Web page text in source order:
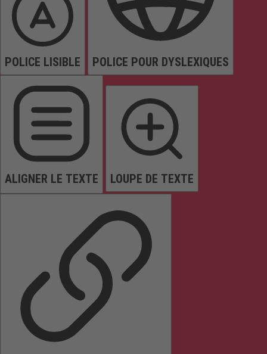
POLICE LISIBLE POLICE POUR DYSLEXIQUES
ALIGNER LE TEXTE LOUPE DE TEXTE